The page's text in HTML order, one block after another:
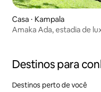
Casa ⋅ Kampala
Amaka Ada, estadia de
Destinos para
Destinos perto de você